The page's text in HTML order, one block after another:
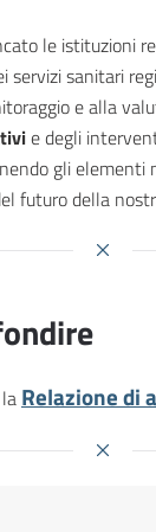
le istituzioni
servizi sanitari
e alla
e degli
gli elementi
futuro della
Relazione di